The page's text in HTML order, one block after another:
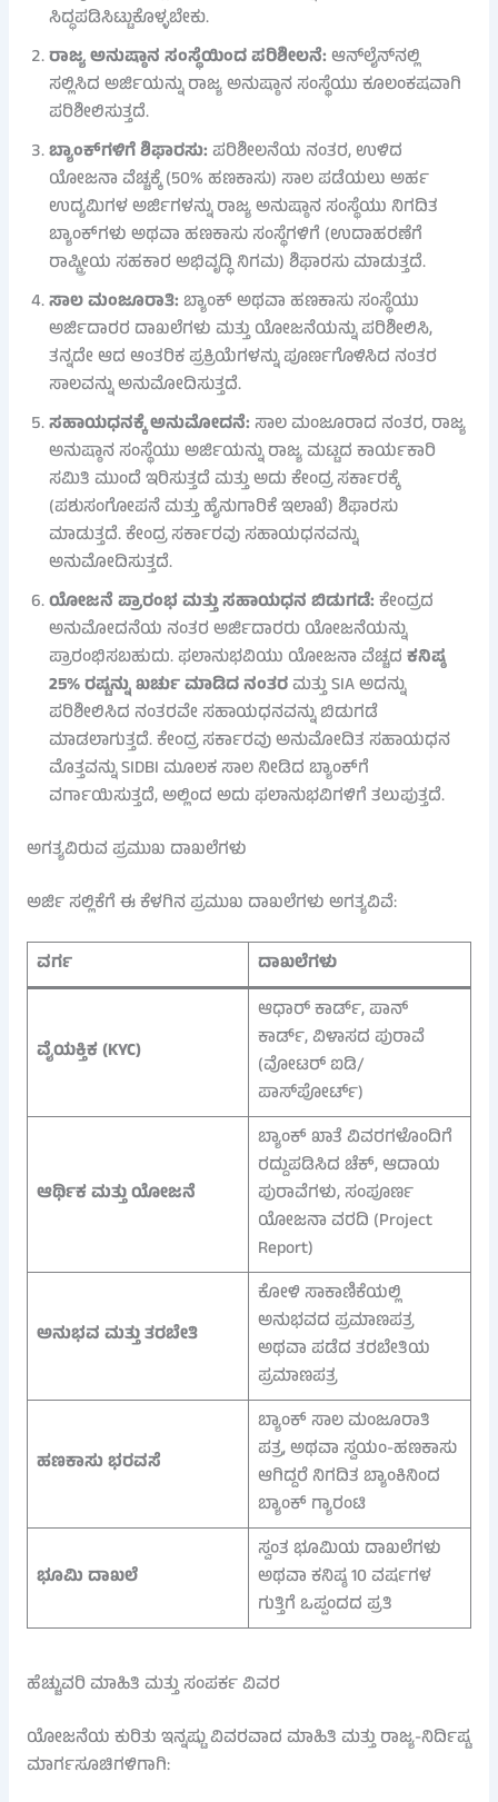
ಸಿದ್ಧಪಡಿಸಿಟ್ಟುಕೊಳ್ಳಬೇಕು.
ರಾಜ್ಯ ಅನುಷ್ಠಾನ ಸಂಸ್ಥೆಯಿಂದ ಪರಿಶೀಲನೆ:ಆನ್‌ಲೈನ್‌ನಲ್ಲಿ
ಸಲ್ಲಿಸಿದ ಅರ್ಜಿಯನ್ನು ರಾಜ್ಯ ಅನುಷ್ಠಾನ ಸಂಸ್ಥೆಯು ಕೂಲಂಕಷವಾಗಿ
ಪರಿಶೀಲಿಸುತ್ತದೆ.
ಬ್ಯಾಂಕ್‌ಗಳಿಗೆ ಶಿಫಾರಸು:ಪರಿಶೀಲನೆಯ ನಂತರ, ಉಳಿದ
ಯೋಜನಾ ವೆಚ್ಚಕ್ಕೆ (50% ಹಣಕಾಸು) ಸಾಲ ಪಡೆಯಲು ಅರ್ಹ
ಉದ್ಯಮಿಗಳ ಅರ್ಜಿಗಳನ್ನು ರಾಜ್ಯ ಅನುಷ್ಠಾನ ಸಂಸ್ಥೆಯು ನಿಗದಿತ
ಬ್ಯಾಂಕ್‌ಗಳು ಅಥವಾ ಹಣಕಾಸು ಸಂಸ್ಥೆಗಳಿಗೆ (ಉದಾಹರಣೆಗೆ
ರಾಷ್ಟ್ರೀಯ ಸಹಕಾರ ಅಭಿವೃದ್ಧಿ ನಿಗಮ) ಶಿಫಾರಸು ಮಾಡುತ್ತದೆ.
ಸಾಲ ಮಂಜೂರಾತಿ:ಬ್ಯಾಂಕ್ ಅಥವಾ ಹಣಕಾಸು ಸಂಸ್ಥೆಯು
ಅರ್ಜಿದಾರರ ದಾಖಲೆಗಳು ಮತ್ತು ಯೋಜನೆಯನ್ನು ಪರಿಶೀಲಿಸಿ,
ತನ್ನದೇ ಆದ ಆಂತರಿಕ ಪ್ರಕ್ರಿಯೆಗಳನ್ನು ಪೂರ್ಣಗೊಳಿಸಿದ ನಂತರ
ಸಾಲವನ್ನು ಅನುಮೋದಿಸುತ್ತದೆ.
ಸಹಾಯಧನಕ್ಕೆ ಅನುಮೋದನೆ:ಸಾಲ ಮಂಜೂರಾದ ನಂತರ, ರಾಜ್ಯ
ಅನುಷ್ಠಾನ ಸಂಸ್ಥೆಯು ಅರ್ಜಿಯನ್ನು ರಾಜ್ಯ ಮಟ್ಟದ ಕಾರ್ಯಕಾರಿ
ಸಮಿತಿ ಮುಂದೆ ಇರಿಸುತ್ತದೆ ಮತ್ತು ಅದು ಕೇಂದ್ರ ಸರ್ಕಾರಕ್ಕೆ
(ಪಶುಸಂಗೋಪನೆ ಮತ್ತು ಹೈನುಗಾರಿಕೆ ಇಲಾಖೆ) ಶಿಫಾರಸು
ಮಾಡುತ್ತದೆ. ಕೇಂದ್ರ ಸರ್ಕಾರವು ಸಹಾಯಧನವನ್ನು
ಅನುಮೋದಿಸುತ್ತದೆ.
ಯೋಜನೆ ಪ್ರಾರಂಭ ಮತ್ತು ಸಹಾಯಧನ ಬಿಡುಗಡೆ:ಕೇಂದ್ರದ
ಅನುಮೋದನೆಯ ನಂತರ ಅರ್ಜಿದಾರರು ಯೋಜನೆಯನ್ನು
ಪ್ರಾರಂಭಿಸಬಹುದು. ಫಲಾನುಭವಿಯು ಯೋಜನಾ ವೆಚ್ಚದಕನಿಷ್ಠ
25% ರಷ್ಟನ್ನು ಖರ್ಚು ಮಾಡಿದ ನಂತರಮತ್ತು SIA ಅದನ್ನು
ಪರಿಶೀಲಿಸಿದ ನಂತರವೇ ಸಹಾಯಧನವನ್ನು ಬಿಡುಗಡೆ
ಮಾಡಲಾಗುತ್ತದೆ. ಕೇಂದ್ರ ಸರ್ಕಾರವು ಅನುಮೋದಿತ ಸಹಾಯಧನ
ಮೊತ್ತವನ್ನು SIDBI ಮೂಲಕ ಸಾಲ ನೀಡಿದ ಬ್ಯಾಂಕ್‌ಗೆ
ವರ್ಗಾಯಿಸುತ್ತದೆ, ಅಲ್ಲಿಂದ ಅದು ಫಲಾನುಭವಿಗಳಿಗೆ ತಲುಪುತ್ತದೆ.
ಅಗತ್ಯವಿರುವ ಪ್ರಮುಖ ದಾಖಲೆಗಳು
ಅರ್ಜಿ ಸಲ್ಲಿಕೆಗೆ ಈ ಕೆಳಗಿನ ಪ್ರಮುಖ ದಾಖಲೆಗಳು ಅಗತ್ಯವಿವೆ:
ವರ್ಗ ದಾಖಲೆಗಳು
ವೈಯಕ್ತಿಕ (KYC)
ಆಧಾರ್ ಕಾರ್ಡ್, ಪಾನ್
ಕಾರ್ಡ್, ವಿಳಾಸದ ಪುರಾವೆ
(ವೋಟರ್ ಐಡಿ/
ಪಾಸ್‌ಪೋರ್ಟ್)
ಆರ್ಥಿಕ ಮತ್ತು ಯೋಜನೆ
ಬ್ಯಾಂಕ್ ಖಾತೆ ವಿವರಗಳೊಂದಿಗೆ
ರದ್ದುಪಡಿಸಿದ ಚೆಕ್, ಆದಾಯ
ಪುರಾವೆಗಳು, ಸಂಪೂರ್ಣ
ಯೋಜನಾ ವರದಿ (Project
Report)
ಅನುಭವ ಮತ್ತು ತರಬೇತಿ
ಕೋಳಿ ಸಾಕಾಣಿಕೆಯಲ್ಲಿ
ಅನುಭವದ ಪ್ರಮಾಣಪತ್ರ
ಅಥವಾ ಪಡೆದ ತರಬೇತಿಯ
ಪ್ರಮಾಣಪತ್ರ
ಹಣಕಾಸು ಭರವಸೆ
ಬ್ಯಾಂಕ್ ಸಾಲ ಮಂಜೂರಾತಿ
ಪತ್ರ, ಅಥವಾ ಸ್ವಯಂ-ಹಣಕಾಸು
ಆಗಿದ್ದರೆ ನಿಗದಿತ ಬ್ಯಾಂಕಿನಿಂದ
ಬ್ಯಾಂಕ್ ಗ್ಯಾರಂಟಿ
ಭೂಮಿ ದಾಖಲೆ
ಸ್ವಂತ ಭೂಮಿಯ ದಾಖಲೆಗಳು
ಅಥವಾ ಕನಿಷ್ಠ 10 ವರ್ಷಗಳ
ಗುತ್ತಿಗೆ ಒಪ್ಪಂದದ ಪ್ರತಿ
ಹೆಚ್ಚುವರಿ ಮಾಹಿತಿ ಮತ್ತು ಸಂಪರ್ಕ ವಿವರ
ಯೋಜನೆಯ ಕುರಿತು ಇನ್ನಷ್ಟು ವಿವರವಾದ ಮಾಹಿತಿ ಮತ್ತು ರಾಜ್ಯ-ನಿರ್ದಿಷ್ಟ
ಮಾರ್ಗಸೂಚಿಗಳಿಗಾಗಿ: